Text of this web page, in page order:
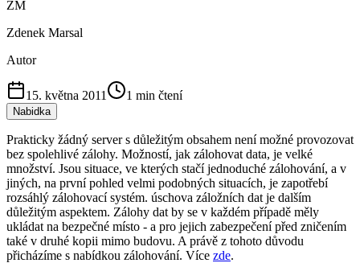
ZM
Zdenek Marsal
Autor
15. května 2011 1 min čtení
Nabidka
Prakticky žádný server s důležitým obsahem není možné provozovat
bez spolehlivé zálohy. Možností, jak zálohovat data, je velké
množství. Jsou situace, ve kterých stačí jednoduché zálohování, a v
jiných, na první pohled velmi podobných situacích, je zapotřebí
rozsáhlý zálohovací systém. úschova záložních dat je dalším
důležitým aspektem. Zálohy dat by se v každém případě měly
ukládat na bezpečné místo - a pro jejich zabezpečení před zničením
také v druhé kopii mimo budovu. A právě z tohoto důvodu
přicházíme s nabídkou zálohování. Více zde.